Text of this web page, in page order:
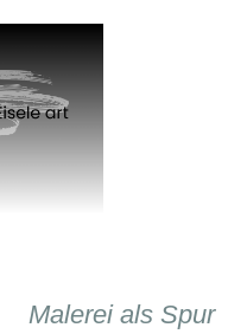
Malerei als Spur